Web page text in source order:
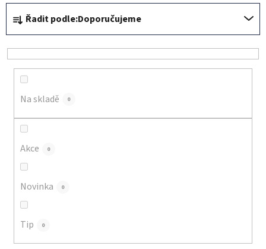
Ř
a
z
e
Řadit podle:Doporučujeme
Na skladě 0
Akce 0
Novinka 0
Tip 0